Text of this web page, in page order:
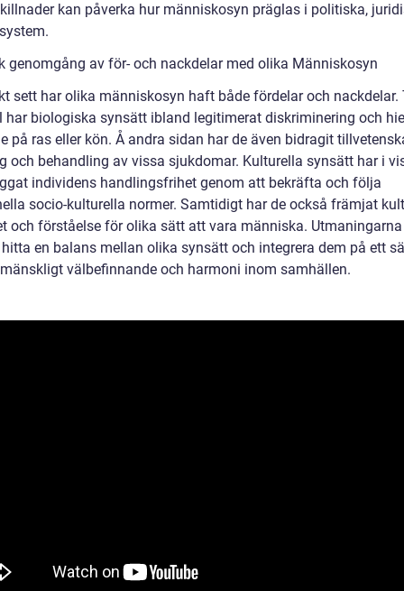
kan påverka hur människosyn präglas i politiska,
genomgång av för- och nackdelar med olika Människosyn
sett har olika människosyn haft både fördelar och nackdelar.
har biologiska synsätt ibland legitimerat diskriminering och
på ras eller kön. Å andra sidan har de även bidragit
och behandling av vissa sjukdomar. Kulturella synsätt har i
individens handlingsfrihet genom att bekräfta och följa
socio-kulturella normer. Samtidigt har de också främjat
och förståelse för olika sätt att vara människa.
en balans mellan olika synsätt och integrera dem på ett
välbefinnande och harmoni inom samhällen.